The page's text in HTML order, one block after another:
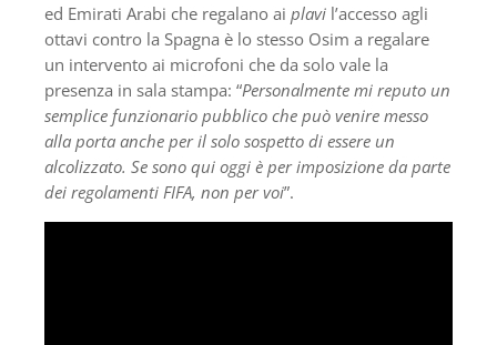
ed Emirati Arabi che regalano ai plavi l’accesso agli
ottavi contro la Spagna è lo stesso Osim a regalare
un intervento ai microfoni che da solo vale la
presenza in sala stampa: “Personalmente mi reputo un
semplice funzionario pubblico che può venire messo
alla porta anche per il solo sospetto di essere un
alcolizzato. Se sono qui oggi è per imposizione da parte
dei regolamenti FIFA, non per voi”.